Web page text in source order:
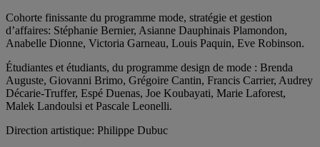
Cohorte finissante du programme mode, stratégie et gestion
d’affaires: Stéphanie Bernier, Asianne Dauphinais Plamondon,
Anabelle Dionne, Victoria Garneau, Louis Paquin, Eve Robinson.
Étudiantes et étudiants, du programme design de mode : Brenda
Auguste, Giovanni Brimo, Grégoire Cantin, Francis Carrier, Audrey
Décarie-Truffer, Espé Duenas, Joe Koubayati, Marie Laforest,
Malek Landoulsi et Pascale Leonelli.
Direction artistique: Philippe Dubuc